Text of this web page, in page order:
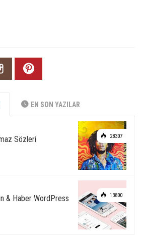
EN SON YAZILAR
28307
Sözleri
13800
& Haber WordPress